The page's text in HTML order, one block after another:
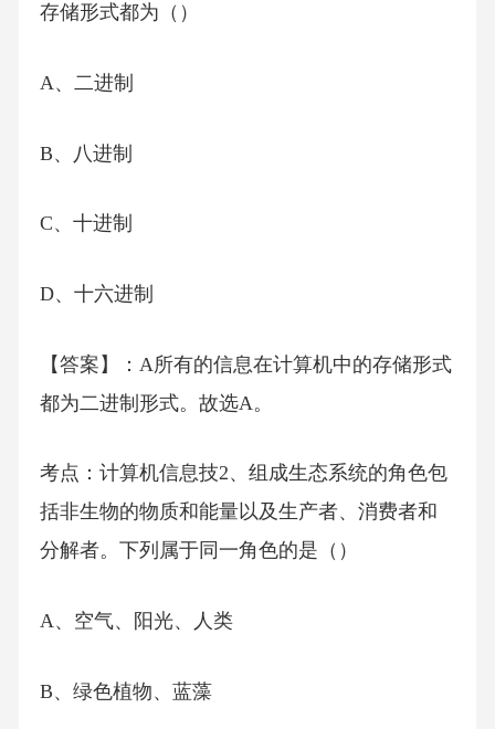
存储形式都为（）
A、二进制
B、八进制
C、十进制
D、十六进制
【答案】：A所有的信息在计算机中的存储形式
都为二进制形式。故选A。
考点：计算机信息技2、组成生态系统的角色包
括非生物的物质和能量以及生产者、消费者和
分解者。下列属于同一角色的是（）
A、空气、阳光、人类
B、绿色植物、蓝藻